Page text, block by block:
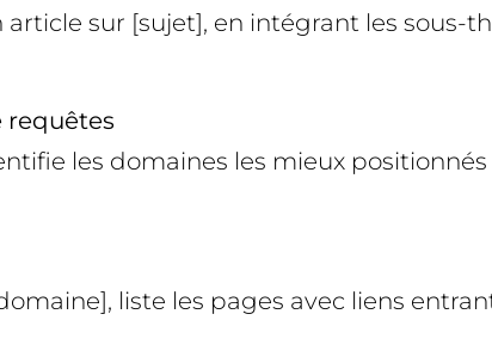
sur [sujet], en intégrant les sous-
requêtes
les domaines les mieux
liste les pages avec liens